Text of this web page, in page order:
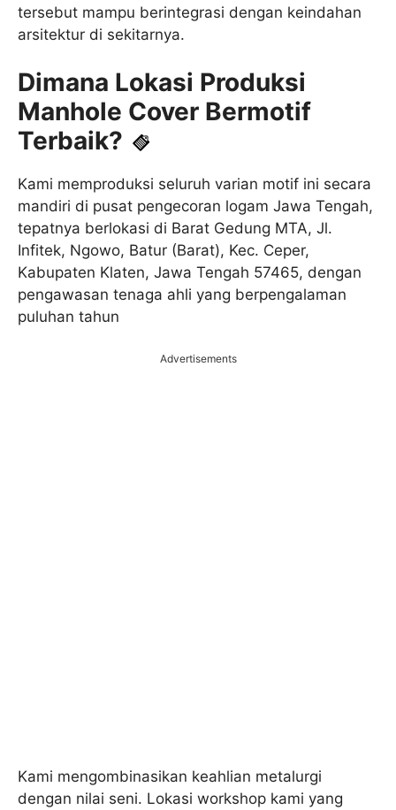
tersebut mampu berintegrasi dengan keindahan
arsitektur di sekitarnya.
Dimana Lokasi Produksi
Manhole Cover Bermotif
Terbaik?
Kami memproduksi seluruh varian motif ini secara
mandiri di pusat pengecoran logam Jawa Tengah,
tepatnya berlokasi di Barat Gedung MTA, Jl.
Infitek, Ngowo, Batur (Barat), Kec. Ceper,
Kabupaten Klaten, Jawa Tengah 57465, dengan
pengawasan tenaga ahli yang berpengalaman
puluhan tahun
Advertisements
Kami mengombinasikan keahlian metalurgi
dengan nilai seni. Lokasi workshop kami yang